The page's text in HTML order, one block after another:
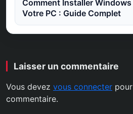
Comment Installer Windows
Votre PC : Guide Complet
Laisser un commentaire
Vous devez vous connecter
commentaire.